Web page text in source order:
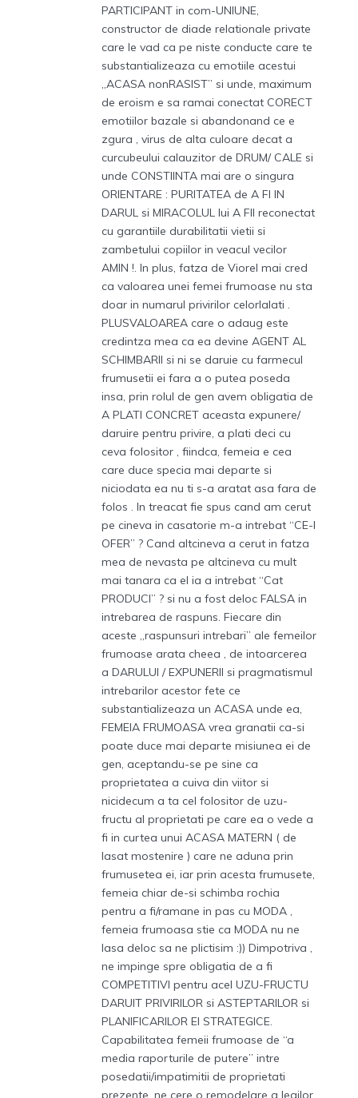
PARTICIPANT in com-UNIUNE,
constructor de diade relationale private
care le vad ca pe niste conducte care te
substantializeaza cu emotiile acestui
„ACASA nonRASIST” si unde, maximum
de eroism e sa ramai conectat CORECT
emotiilor bazale si abandonand ce e
zgura , virus de alta culoare decat a
curcubeului calauzitor de DRUM/ CALE si
unde CONSTIINTA mai are o singura
ORIENTARE : PURITATEA de A FI IN
DARUL si MIRACOLUL lui A FII reconectat
cu garantiile durabilitatii vietii si
zambetului copiilor in veacul vecilor
AMIN !. In plus, fatza de Viorel mai cred
ca valoarea unei femei frumoase nu sta
doar in numarul privirilor celorlalati .
PLUSVALOAREA care o adaug este
credintza mea ca ea devine AGENT AL
SCHIMBARII si ni se daruie cu farmecul
frumusetii ei fara a o putea poseda
insa, prin rolul de gen avem obligatia de
A PLATI CONCRET aceasta expunere/
daruire pentru privire, a plati deci cu
ceva folositor , fiindca, femeia e cea
care duce specia mai departe si
niciodata ea nu ti s-a aratat asa fara de
folos . In treacat fie spus cand am cerut
pe cineva in casatorie m-a intrebat “CE-I
OFER” ? Cand altcineva a cerut in fatza
mea de nevasta pe altcineva cu mult
mai tanara ca el ia a intrebat “Cat
PRODUCI” ? si nu a fost deloc FALSA in
intrebarea de raspuns. Fiecare din
aceste „raspunsuri intrebari” ale femeilor
frumoase arata cheea , de intoarcerea
a DARULUI / EXPUNERII si pragmatismul
intrebarilor acestor fete ce
substantializeaza un ACASA unde ea,
FEMEIA FRUMOASA vrea granatii ca-si
poate duce mai departe misiunea ei de
gen, aceptandu-se pe sine ca
proprietatea a cuiva din viitor si
nicidecum a ta cel folositor de uzu-
fructu al proprietati pe care ea o vede a
fi in curtea unui ACASA MATERN ( de
lasat mostenire ) care ne aduna prin
frumusetea ei, iar prin acesta frumusete,
femeia chiar de-si schimba rochia
pentru a fi/ramane in pas cu MODA ,
femeia frumoasa stie ca MODA nu ne
lasa deloc sa ne plictisim :)) Dimpotriva ,
ne impinge spre obligatia de a fi
COMPETITIVI pentru acel UZU-FRUCTU
DARUIT PRIVIRILOR si ASTEPTARILOR si
PLANIFICARILOR EI STRATEGICE.
Capabilitatea femeii frumoase de “a
media raporturile de putere” intre
posedatii/impatimitii de proprietati
prezente, ne cere o remodelare a legilor